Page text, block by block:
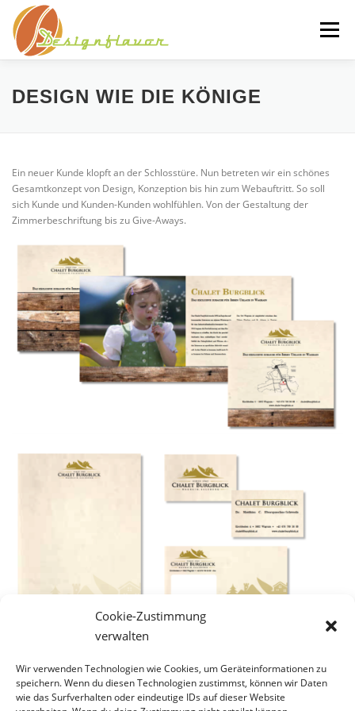
Cookie-Zustimmung
verwalten
Wir verwenden Technologien wie Cookies, um Geräteinformationen zu
speichern. Wenn du diesen Technologien zustimmst, können wir Daten
wie das Surfverhalten oder eindeutige IDs auf dieser Website
Inhalt
springen
Menü
RAUM FÜR MEHR… GESTALTUNG
DESIGN WIE DIE KÖNIGE
Ein neuer Kunde klopft an der Schlosstüre. Nun betreten wir ein schönes
Gesamtkonzept von Design, Konzeption bis hin zum Webauftritt. So soll
sich Kunde und Kunden-Kunden wohlfühlen. Von der Gestaltung der
Zimmerbeschriftung bis zu Give-Aways.